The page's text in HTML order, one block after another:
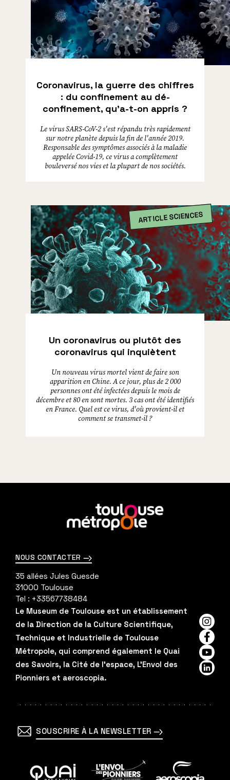
Coronavirus, la guerre des chiffres
: du confinement au dé-
confinement, qu’a-t-on appris ?
Le virus SARS-CoV-2 s'est répandu très rapidement
sur notre planète depuis la fin de l'année 2019.
Responsable des symptômes associés à la maladie
appelée Covid-19, ce virus a complètement
bouleversé nos vies et la plupart de nos sociétés.
ARTICLE SCIENCES
Un coronavirus ou plutôt des
coronavirus qui inquiètent
Un nouveau virus mortel vient de faire son
apparition en Chine. A ce jour, plus de 2 000
personnes ont été infectées depuis le mois de
décembre et 80 en sont mortes. 3 cas ont été identifiés
en France. Quel est ce virus, d'où provient-il et
comment se transmet-il ?
En
savoir
plus
NOUS CONTACTER
35 allées Jules Guesde
31000 Toulouse
Tel : +33567738484
Le Museum de Toulouse est un établissement
de la Direction de la Culture Scientifique,
Technique et Industrielle de Toulouse
Métropole, qui comprend également le Quai
des Savoirs, la Cité de l'espace, L'Envol des
Pionniers et aeroscopia.
SOUSCRIRE À LA NEWSLETTER